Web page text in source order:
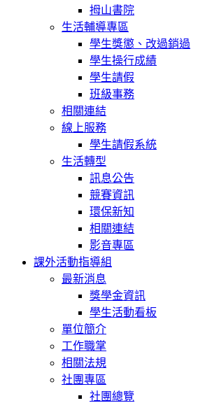
拇山書院
生活輔導專區
學生獎懲、改過銷過
學生操行成績
學生請假
班級事務
相關連結
線上服務
學生請假系統
生活轉型
訊息公告
競賽資訊
環保新知
相關連結
影音專區
課外活動指導組
最新消息
獎學金資訊
學生活動看板
單位簡介
工作職掌
相關法規
社團專區
社團總覽